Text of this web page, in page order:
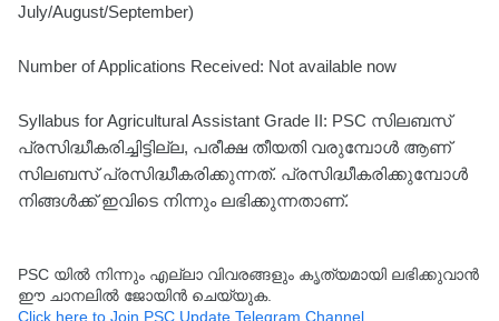
July/August/September)
Number of Applications Received: Not available now
Syllabus for Agricultural Assistant Grade II: PSC സിലബസ്
പ്രസിദ്ധീകരിച്ചിട്ടില്ല, പരീക്ഷ തീയതി വരുമ്പോൾ ആണ്
സിലബസ് പ്രസിദ്ധീകരിക്കുന്നത്. പ്രസിദ്ധീകരിക്കുമ്പോൾ
നിങ്ങൾക്ക് ഇവിടെ നിന്നും ലഭിക്കുന്നതാണ്.
PSC യിൽ നിന്നും എല്ലാ വിവരങ്ങളും കൃത്യമായി ലഭിക്കുവാൻ
ഈ ചാനലിൽ ജോയിൻ ചെയ്യുക.
Click here to Join PSC Update Telegram Channel